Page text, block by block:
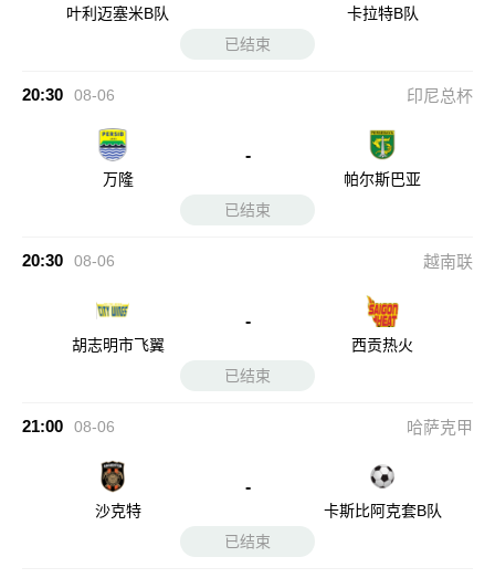
叶利迈塞米B队
卡拉特B队
已结束
20:30 08-06 印尼总杯
万隆
-
帕尔斯巴亚
已结束
20:30 08-06 越南联
胡志明市飞翼
-
西贡热火
已结束
21:00 08-06 哈萨克甲
沙克特
-
卡斯比阿克套B队
已结束